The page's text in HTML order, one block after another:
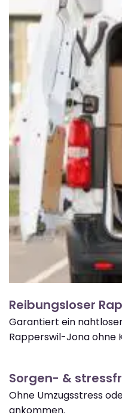
Reibungsloser
Garantiert ein
Rapperswil-Jona ohne
Sorgen- &
Ohne Umzugsstress
ankommen.